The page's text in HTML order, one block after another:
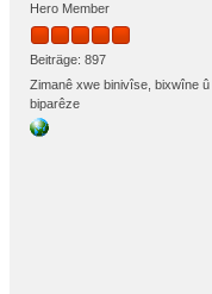
Hero Member
Beiträge: 897
Zimanê xwe binivîse, bixwîne û
biparêze